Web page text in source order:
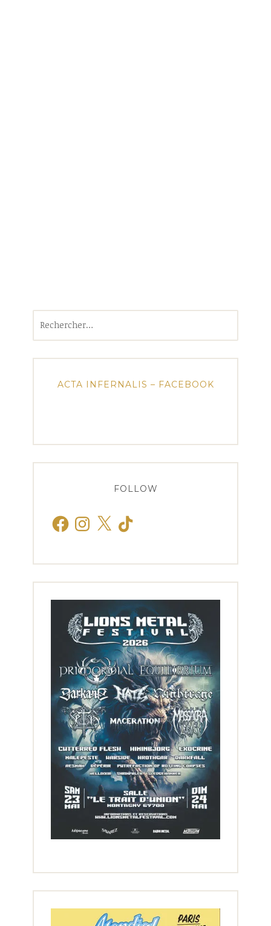
ACTA INFERNALIS – FACEBOOK
FOLLOW
FacebookInstagram
X TikTok